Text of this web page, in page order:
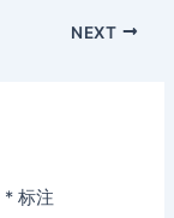
NEXT
* 标注